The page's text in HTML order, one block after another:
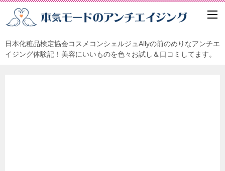
日本化粧品検定協会コスメコンシェルジュAllyの前のめりなアンチエ
イジング体験記！美容にいいものを色々お試し＆口コミしてます。